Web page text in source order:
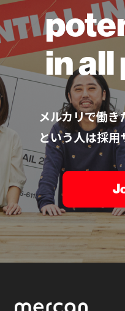
in all
メルカリで働き
という人は採